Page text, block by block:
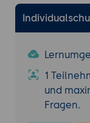
1
und
Fragen.